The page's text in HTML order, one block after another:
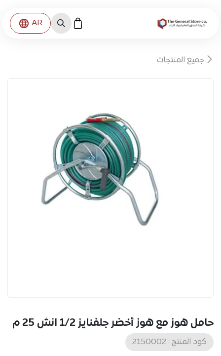
AR
جميع المنتجات
حامل هوز مع هوز أخضر جلفنايز 1/2 انش 25 م
كود المنتج : 2150002